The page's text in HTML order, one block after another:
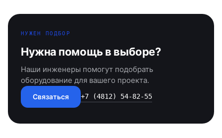
НУЖЕН ПОДБОР
Нужна помощь в выборе?
Наши инженеры помогут подобрать
оборудование для вашего проекта.
Связаться +7 (4812) 54-82-55